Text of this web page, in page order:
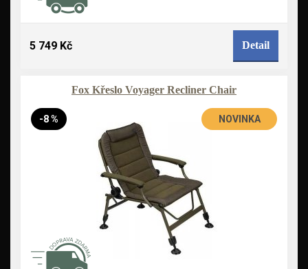
5 749 Kč Detail
Fox Křeslo Voyager Recliner Chair
-8 % NOVINKA